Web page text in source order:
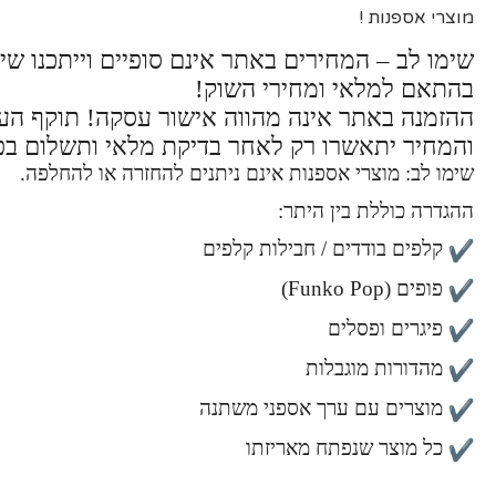
מוצרי אספנות !
שימו לב – המחירים באתר אינם סופיים וייתכנו
בהתאם למלאי ומחירי השוק!
ההזמנה באתר אינה מהווה אישור עסקה! תוקף
והמחיר יתאשרו רק לאחר בדיקת מלאי ותשלום
שימו לב: מוצרי אספנות אינם ניתנים להחזרה או להחלפה.
ההגדרה כוללת בין היתר:
קלפים בודדים / חבילות קלפים
פופים (Funko Pop)
פיגרים ופסלים
מהדורות מוגבלות
מוצרים עם ערך אספני משתנה
כל מוצר שנפתח מאריזתו